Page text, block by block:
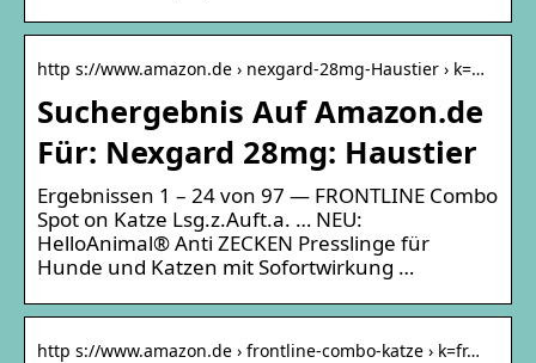
http s://www.amazon.de › nexgard-28mg-Haustier › k=…
Suchergebnis Auf Amazon.de
Für: Nexgard 28mg: Haustier
Ergebnissen 1 – 24 von 97 — FRONTLINE Combo
Spot on Katze Lsg.z.Auft.a. … NEU:
HelloAnimal® Anti ZECKEN Presslinge für
Hunde und Katzen mit Sofortwirkung …
http s://www.amazon.de › frontline-combo-katze › k=fr…